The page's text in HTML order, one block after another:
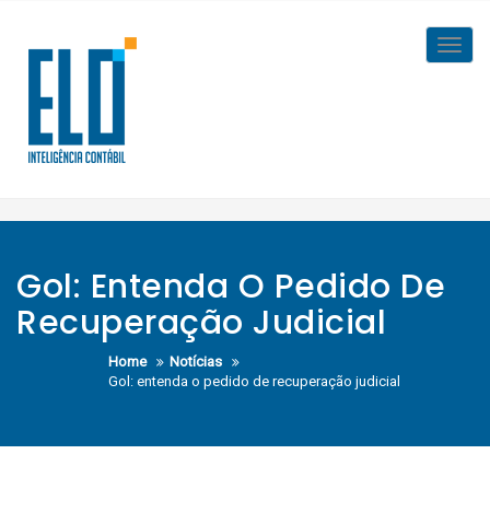
content
Gol: Entenda O Pedido De
Recuperação Judicial
Home
Notícias
Gol: entenda o pedido de recuperação judicial